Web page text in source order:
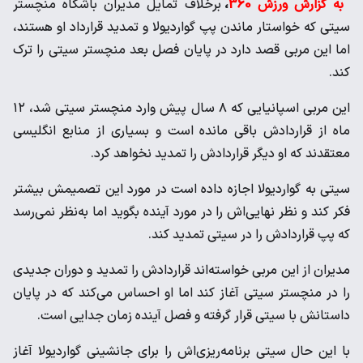
به گزارش ورزش 360 ، برخلاف تمایل مدیران باشگاه منچستر
سیتی که خواستار ماندن پپ گواردیولا و تمدید قرارداد او هستند،
اما این مربی قصد دارد در پایان فصل بعد منچستر سیتی را ترک
کند.
این مربی اسپانیایی که ۸ سال پیش وارد منچستر سیتی شد، ۱۲
ماه از قراردادش باقی مانده است و بسیاری از منابع انگلیسی
معتقدند که او دیگر قراردادش را تمدید نخواهد کرد.
سیتی به گواردیولا اجازه داده است در مورد این تصمیمش بیشتر
فکر کند و نظر نهایی‌اش را در مورد آینده بگوید اما به‌نظر نمی‌رسد
که پپ قراردادش را در سیتی تمدید کند.
مدیران از این مربی خواسته‌اند قراردادش را تمدید و دوران جدیدی
را در منچستر سیتی آغاز کند اما او احساس می‌کند که در پایان
داستانش با سیتی قرار گرفته و فصل آینده زمان جدایی است.
با این حال سیتی برنامه‌ریزی‌اش را برای جانشینی گواردیولا آغاز